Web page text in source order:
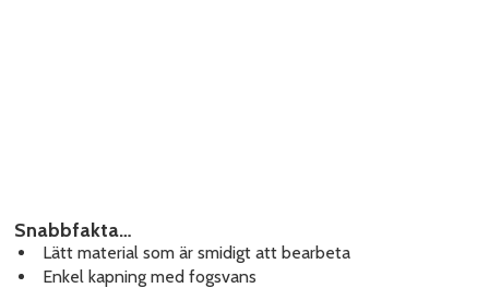
Snabbfakta…
Lätt material som är smidigt att bearbeta
Enkel kapning med fogsvans